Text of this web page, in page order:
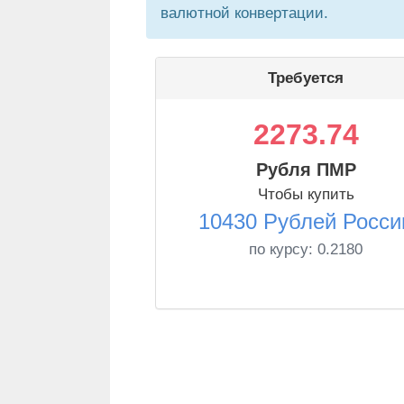
валютной конвертации.
Требуется
2273.74
Рубля ПМР
Чтобы купить
10430 Рублей
по курсу: 0.2180